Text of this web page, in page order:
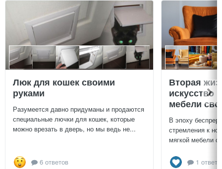
Люк для кошек своими
руками
Разумеется давно придуманы и продаются
специальные лючки для кошек, которые
можно врезать в дверь, но мы ведь не...
6 ответов
Вторая
искусство
мебели
В эпоху
стремления к
мягкой мебели
1 ответ